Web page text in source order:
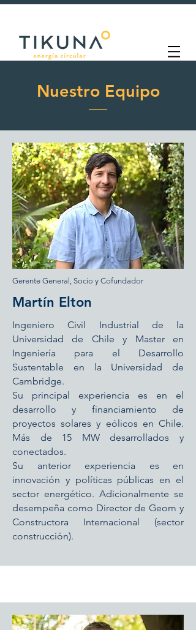
Nuestro Equipo
Gerente General, Socio y Cofundador
Martín Elton
Ingeniero Civil Industrial de la
Universidad de Chile y Master en
Ingeniería para el Desarrollo
Sustentable en la Universidad de
Cambridge.
Su principal experiencia es en el
desarrollo y financiamiento de
proyectos solares y eólicos en Chile.
Más de 15 MW desarrollados y
conectados.
Su anterior experiencia es en
innovación y políticas públicas en el
sector energético. Adicionalmente se
desempeña como Director de Geom y
Constructora Internacional (sector
construcción).